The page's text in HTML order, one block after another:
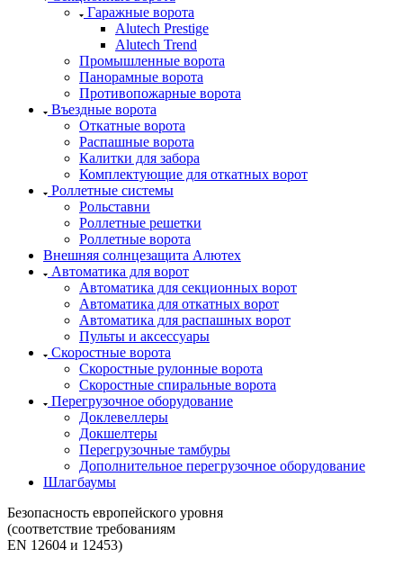
Гаражные ворота
Alutech Prestige
Alutech Trend
Промышленные ворота
Панорамные ворота
Противопожарные ворота
Въездные ворота
Откатные ворота
Распашные ворота
Калитки для забора
Комплектующие для откатных ворот
Роллетные системы
Рольставни
Роллетные решетки
Роллетные ворота
Внешняя солнцезащита Алютех
Автоматика для ворот
Автоматика для секционных ворот
Автоматика для откатных ворот
Автоматика для распашных ворот
Пульты и аксессуары
Скоростные ворота
Скоростные рулонные ворота
Скоростные спиральные ворота
Перегрузочное оборудование
Доклевеллеры
Докшелтеры
Перегрузочные тамбуры
Дополнительное перегрузочное оборудование
Шлагбаумы
Безопасность европейского уровня
(соответствие требованиям
EN 12604 и 12453)